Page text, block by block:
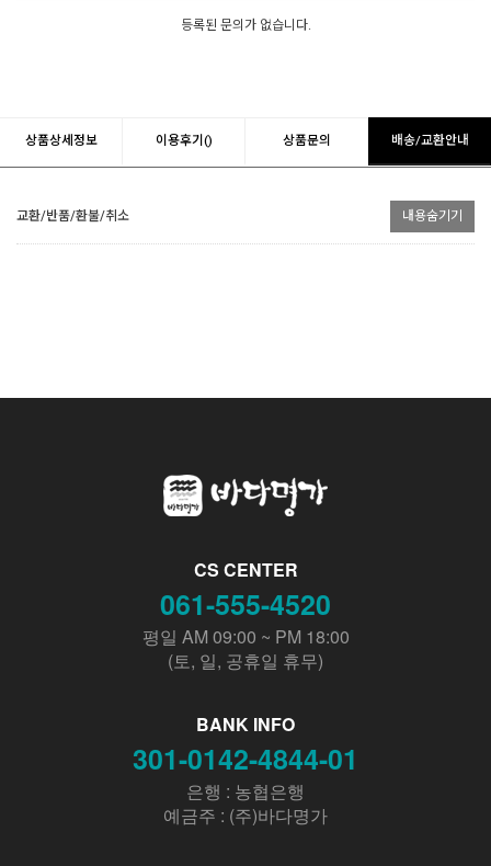
등록된 문의가 없습니다.
상품상세정보 이용후기() 상품문의 배송/교환안내
교환/반품/환불/취소 내용숨기기
CS CENTER
061-555-4520
평일 AM 09:00 ~ PM 18:00
(토, 일, 공휴일 휴무)
BANK INFO
301-0142-4844-01
은행 : 농협은행
예금주 : (주)바다명가